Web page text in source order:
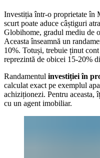
Investiția într-o proprietate în
scurt poate aduce câștiguri
Globihome, gradul mediu de
Aceasta înseamnă un
10%. Totuși, trebuie ținut
reprezintă de obicei 15-20%
Randamentul investiției în
calculat exact pe exemplul
achiziționezi. Pentru aceasta,
cu un agent imobiliar.